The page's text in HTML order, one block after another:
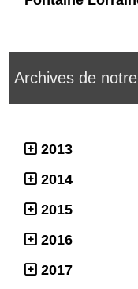
Archives de
2013
2014
2015
2016
2017